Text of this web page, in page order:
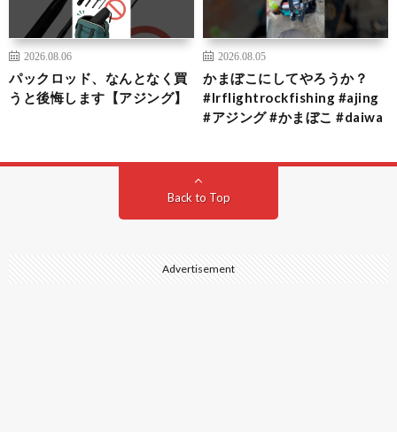
2026.08.06
パックロッド、なんとなく買
うと後悔します【アジング】
2026.08.05
かまぼこにしてやろうか？
#lrflightrockfishing #ajing
#アジング #かまぼこ #daiwa
Back to Top
Advertisement